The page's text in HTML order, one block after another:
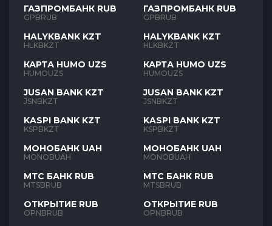
ГАЗПРОМБАНК RUB
GPBRUB
HALYKBANK KZT
HLKBKZT
КАРТА HUMO UZS
HUMOUZS
JUSAN BANK KZT
JSNBKZT
KASPI BANK KZT
KSPBKZT
МОНОБАНК UAH
MONOBUAH
МТС БАНК RUB
MTSBRUB
ОТКРЫТИЕ RUB
OPNBRUB
ГАЗПРОМБАНК RUB
GPBRUB
HALYKBANK KZT
HLKBKZT
КАРТА HUMO UZS
HUMOUZS
JUSAN BANK KZT
JSNBKZT
KASPI BANK KZT
KSPBKZT
МОНОБАНК UAH
MONOBUAH
МТС БАНК RUB
MTSBRUB
ОТКРЫТИЕ RUB
OPNBRUB